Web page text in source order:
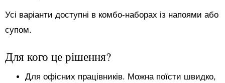
Усі варіанти доступні в комбо-наборах із напоями або
супом.
Для кого це рішення?
Для офісних працівників. Можна поїсти швидко,